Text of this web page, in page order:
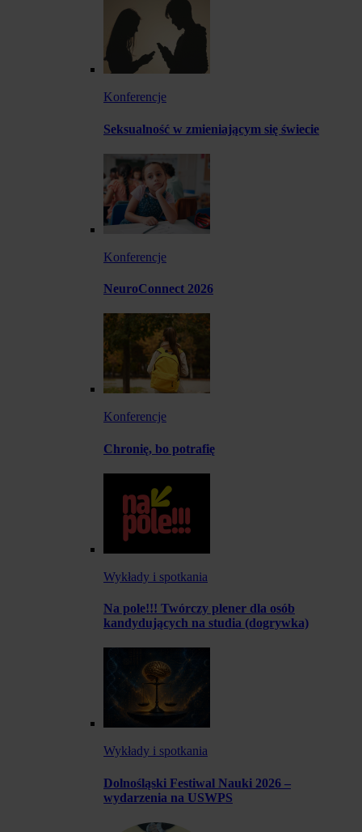
Konferencje
Seksualność w zmieniającym się świecie
Konferencje
NeuroConnect 2026
Konferencje
Chronię, bo potrafię
Wykłady i spotkania
Na pole!!! Twórczy plener dla osób
kandydujących na studia (dogrywka)
Wykłady i spotkania
Dolnośląski Festiwal Nauki 2026 –
wydarzenia na USWPS